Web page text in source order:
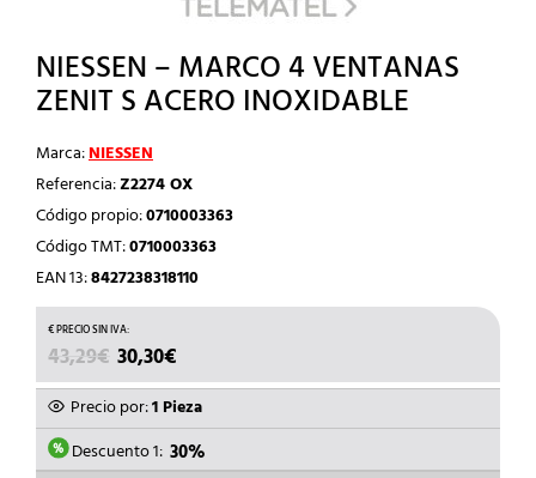
NIESSEN – MARCO 4 VENTANAS
ZENIT S ACERO INOXIDABLE
Marca:NIESSEN
Referencia:Z2274 OX
Código propio:0710003363
Código TMT:0710003363
EAN 13:8427238318110
43,29€ EL
PRECIO
ORIGINAL
ERA:
43,29€.
30,30€
PRECIO
ACTUAL
ES:
30,30€.
Precio por:1 Pieza
Descuento 1: 30%